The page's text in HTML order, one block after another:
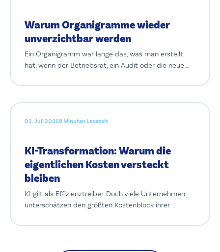
Warum Organigramme wieder
unverzichtbar werden
Ein Organigramm war lange das, was man erstellt
hat, wenn der Betriebsrat, ein Audit oder die neue …
02. Juli 20269 Minuten Lesezeit
KI-Transformation: Warum die
eigentlichen Kosten versteckt
bleiben
KI gilt als Effizienztreiber. Doch viele Unternehmen
unterschätzen den größten Kostenblock ihrer …